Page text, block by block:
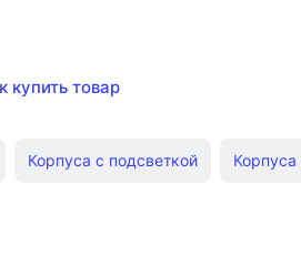
купить товар
Корпуса с подсветкой Корпуса